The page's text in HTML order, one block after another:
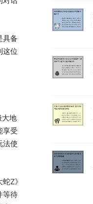
具备
这位
大地
享受
法使
Z》
等待